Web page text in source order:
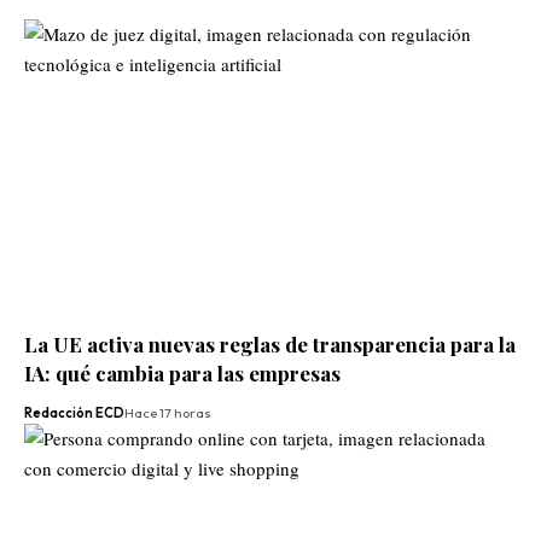
La UE activa nuevas reglas de transparencia para la
IA: qué cambia para las empresas
Redacción ECDHace 17 horas